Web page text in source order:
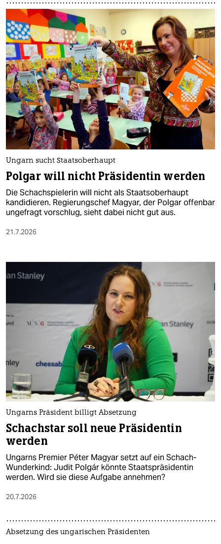
Ungarn sucht Staatsoberhaupt
Polgar will nicht Präsidentin werden
Die Schachspielerin will nicht als Staatsoberhaupt
kandidieren. Regierungschef Magyar, der Polgar offenbar
ungefragt vorschlug, sieht dabei nicht gut aus.
21.7.2026
Ungarns Präsident billigt Absetzung
Schachstar soll neue Präsidentin
werden
Ungarns Premier Péter Magyar setzt auf ein Schach-
Wunderkind: Judit Polgár könnte Staatspräsidentin
werden. Wird sie diese Aufgabe annehmen?
20.7.2026
Absetzung des ungarischen Präsidenten